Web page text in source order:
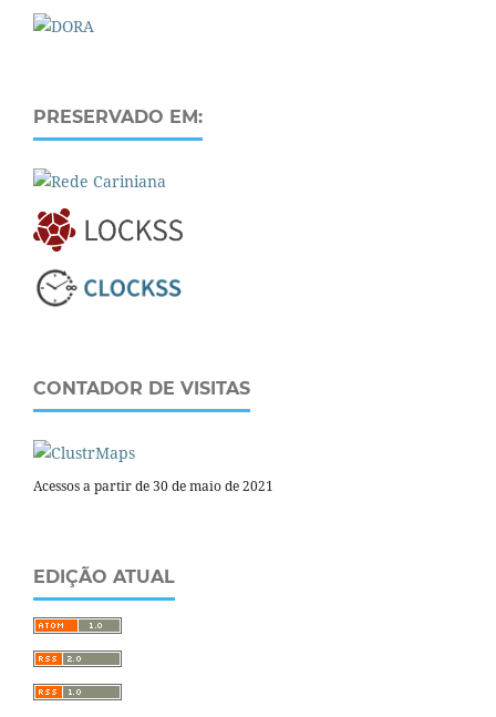
PRESERVADO EM:
CONTADOR DE VISITAS
Acessos a partir de 30 de maio de 2021
EDIÇÃO ATUAL